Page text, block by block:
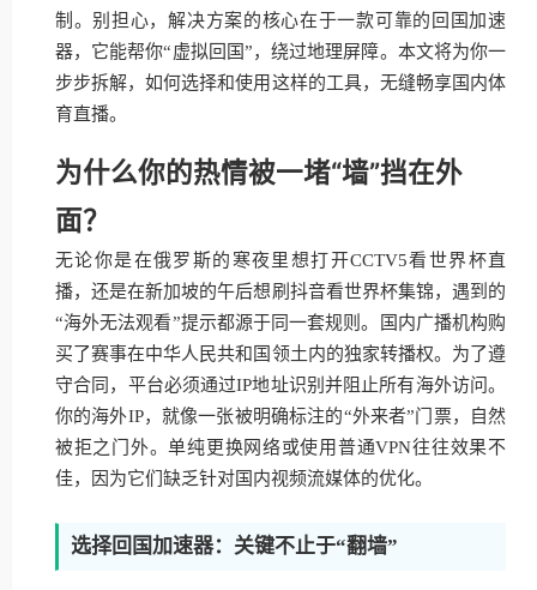
制。别担心，解决方案的核心在于一款可靠的回国加速
器，它能帮你“虚拟回国”，绕过地理屏障。本文将为你一
步步拆解，如何选择和使用这样的工具，无缝畅享国内体
育直播。
为什么你的热情被一堵“墙”挡在外
面？
无论你是在俄罗斯的寒夜里想打开CCTV5看世界杯直
播，还是在新加坡的午后想刷抖音看世界杯集锦，遇到的
“海外无法观看”提示都源于同一套规则。国内广播机构购
买了赛事在中华人民共和国领土内的独家转播权。为了遵
守合同，平台必须通过IP地址识别并阻止所有海外访问。
你的海外IP，就像一张被明确标注的“外来者”门票，自然
被拒之门外。单纯更换网络或使用普通VPN往往效果不
佳，因为它们缺乏针对国内视频流媒体的优化。
选择回国加速器：关键不止于“翻墙”